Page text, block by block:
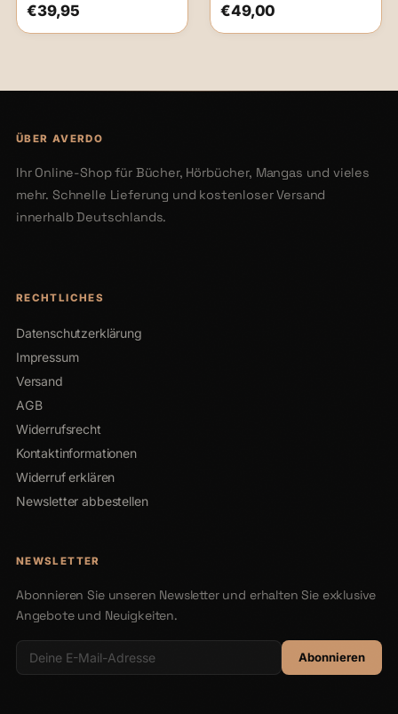
€39,95 €49,00
ÜBER AVERDO
Ihr Online-Shop für Bücher, Hörbücher, Mangas und vieles
mehr. Schnelle Lieferung und kostenloser Versand
innerhalb Deutschlands.
RECHTLICHES
Datenschutzerklärung
Impressum
Versand
AGB
Widerrufsrecht
Kontaktinformationen
Widerruf erklären
Newsletter abbestellen
NEWSLETTER
Abonnieren Sie unseren Newsletter und erhalten Sie exklusive
Angebote und Neuigkeiten.
Abonnieren